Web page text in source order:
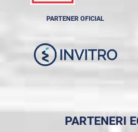
PARTENER OFICIAL
PARTENERI